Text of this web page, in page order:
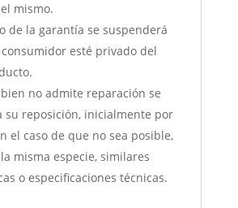
mismo.
de la garantía se suspenderá
esté privado del
no admite reparación se
su reposición, inicialmente por
el caso de que no sea posible,
misma especie, similares
o especificaciones técnicas.